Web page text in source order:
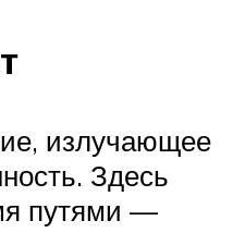
излучающее
Здесь
путями —